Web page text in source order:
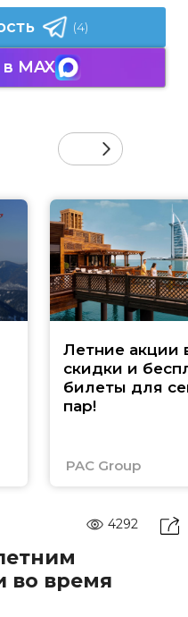
(4)
MAX
Летние акции
скидки и
билеты для
пар!
PAC Group
4292
во время